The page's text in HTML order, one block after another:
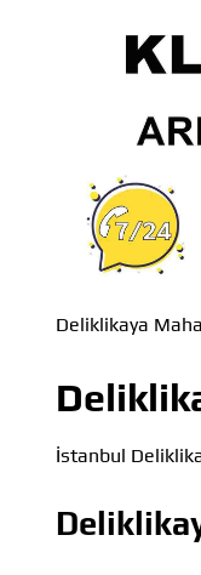
Deliklikaya
İstanbul